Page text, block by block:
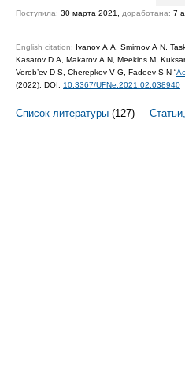
Поступила: 30 марта 2021, доработана: 7
English citation: Ivanov A A, Smirnov A N,
Kasatov D A, Makarov A N, Meekins M,
Vorob’ev D S, Cherepkov V G, Fadeev S N “
(2022); DOI: 10.3367/UFNe.2021.02.038940
Список литературы (127)